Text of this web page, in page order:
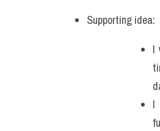
Supporting idea:
I
I